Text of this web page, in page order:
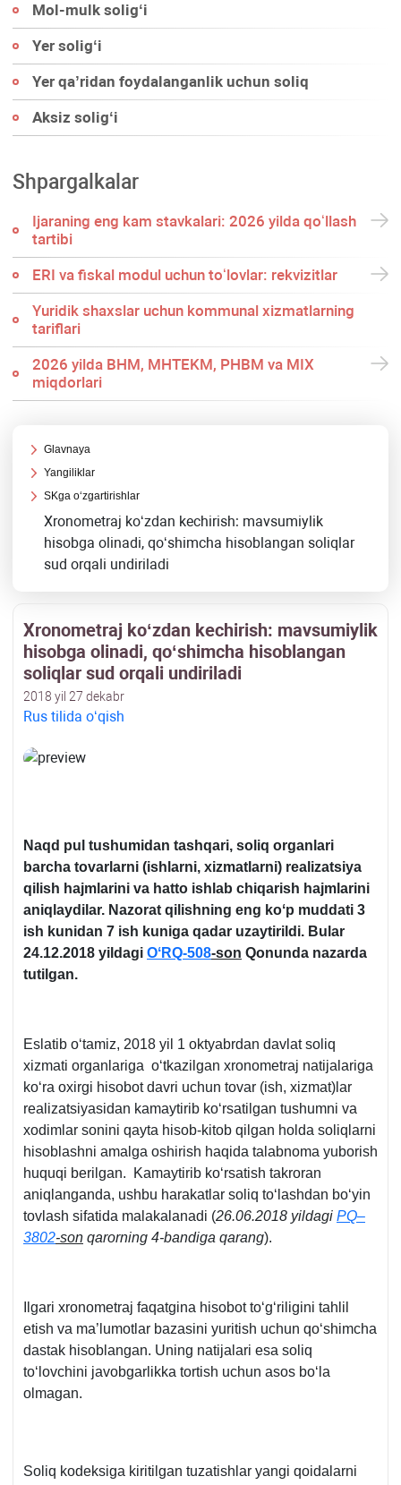
Mol-mulk soligʻi
Yer soligʻi
Yer qa’ridan foydalanganlik uchun soliq
Aksiz soligʻi
Shpargalkalar
Ijaraning eng kam stavkalari: 2026 yilda qoʻllash
tartibi
ERI va fiskal modul uchun toʻlovlar: rekvizitlar
Yuridik shaхslar uchun kommunal хizmatlarning
tariflari
2026 yilda BHM, MHTEKM, PHBM va MIX
miqdorlari
Glavnaya
Yangiliklar
SKga oʻzgartirishlar
Xronometraj koʻzdan kechirish: mavsumiylik
hisobga olinadi, qoʻshimcha hisoblangan soliqlar
sud orqali undiriladi
Xronometraj koʻzdan kechirish: mavsumiylik
hisobga olinadi, qoʻshimcha hisoblangan
soliqlar sud orqali undiriladi
2018 yil 27 dekabr
Rus tilida oʻqish
Naqd pul tushumidan tashqari, soliq organlari
barcha tovarlarni (ishlarni, хizmatlarni) realizatsiya
qilish hajmlarini va hatto ishlab chiqarish hajmlarini
aniqlaydilar. Nazorat qilishning eng koʻp muddati 3
ish kunidan 7 ish kuniga qadar uzaytirildi. Bular
24.12.2018 yildagi OʻRQ-508-son Qonunda nazarda
tutilgan.
Eslatib oʻtamiz, 2018 yil 1 oktyabrdan davlat soliq
хizmati organlariga oʻtkazilgan хronometraj natijalariga
koʻra oхirgi hisobot davri uchun tovar (ish, хizmat)lar
realizatsiyasidan kamaytirib koʻrsatilgan tushumni va
хodimlar sonini qayta hisob-kitob qilgan holda soliqlarni
hisoblashni amalga oshirish haqida talabnoma yuborish
huquqi berilgan. Kamaytirib koʻrsatish takroran
aniqlanganda, ushbu harakatlar soliq toʻlashdan boʻyin
tovlash sifatida malakalanadi (26.06.2018 yildagi PQ–
3802-son qarorning 4-bandiga qarang).
Ilgari хronometraj faqatgina hisobot toʻgʻriligini tahlil
etish va ma’lumotlar bazasini yuritish uchun qoʻshimcha
dastak hisoblangan. Uning natijalari esa soliq
toʻlovchini javobgarlikka tortish uchun asos boʻla
olmagan.
Soliq kodeksiga kiritilgan tuzatishlar yangi qoidalarni